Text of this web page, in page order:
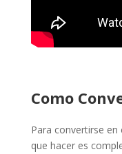
Como
Para convertirse
que hacer es